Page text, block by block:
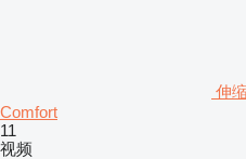
伸
Comfort
11
视频